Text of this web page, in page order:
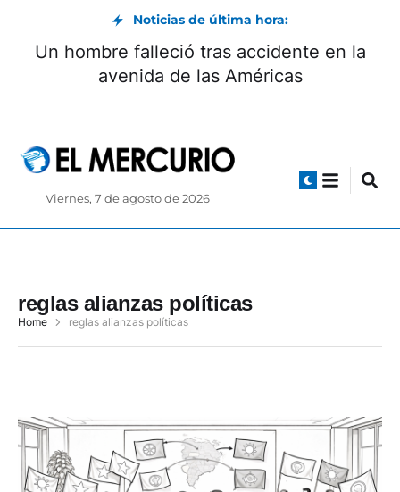
Noticias de última hora:
Un hombre falleció tras accidente en la
avenida de las Américas
Viernes, 7 de agosto de 2026
reglas alianzas políticas
Home reglas alianzas políticas